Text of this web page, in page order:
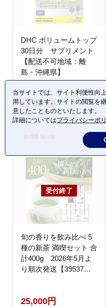
DHC ボリュームトップ
30日分 サプリメント
【配送不可地域：離
島・沖縄県】
12,000円
旬の香りを飲み比べ 5
種の新茶 満喫セット 合
計400g 2026年5月よ
り順次発送【39537】
25,000円
当サイトでは、サイト利便性向
用しています。サイトの閲覧を
意したことものといたします。
詳細についてはプライバシーポ